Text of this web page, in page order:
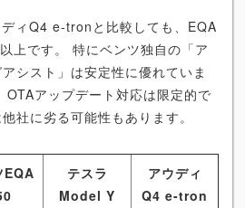
ィQ4 e-tronと比較しても、EQA
上です。 特にベンツ独自の「ア
シスト」は安定性に優れていま
OTAアップデート対応は限定的で
社に劣る可能性もあります。
EQA
テスラ
Model Y
アウディ
Q4 e-tron